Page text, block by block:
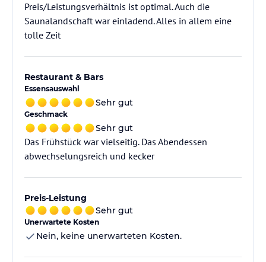
Preis/Leistungsverhältnis ist optimal. Auch die
Saunalandschaft war einladend. Alles in allem eine
tolle Zeit
Restaurant & Bars
Essensauswahl
Sehr gut
Geschmack
Sehr gut
Das Frühstück war vielseitig. Das Abendessen
abwechselungsreich und kecker
Preis-Leistung
Sehr gut
Unerwartete Kosten
Nein, keine unerwarteten Kosten.